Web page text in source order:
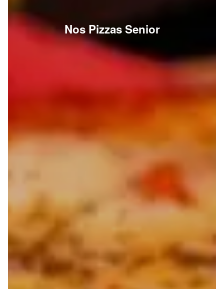
Nos Pizzas Senior